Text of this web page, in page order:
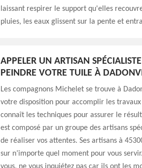
laissant respirer le support qu'elles
pluies, les eaux glissent sur la pente et
APPELER UN ARTISAN
PEINDRE VOTRE TUILE À
Les compagnons Michelet se trouve à
votre disposition pour accomplir les
connaît les techniques pour assurer le
est composé par un groupe des artisans
de réaliser vos attentes. Ses artisans à
sur n’importe quel moment pour vous